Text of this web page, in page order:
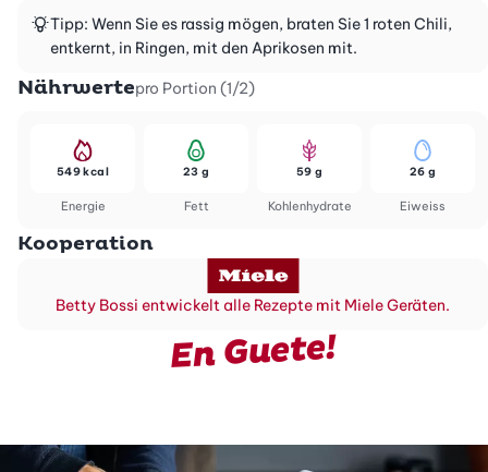
Tipp: Wenn Sie es rassig mögen, braten Sie 1 roten Chili,
entkernt, in Ringen, mit den Aprikosen mit.
Nährwertepro Portion (1/2)
Energie
549 kcal
Fett
23 g
Kohlenhydrate
59 g
Eiweiss
26 g
Kooperation
Betty Bossi entwickelt alle Rezepte mit Miele Geräten.
En Guete!